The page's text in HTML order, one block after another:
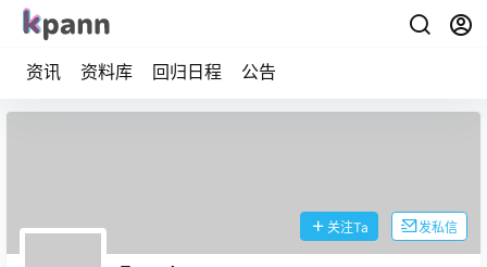
资讯 资料库 回归日程 公告
关注Ta 发私信